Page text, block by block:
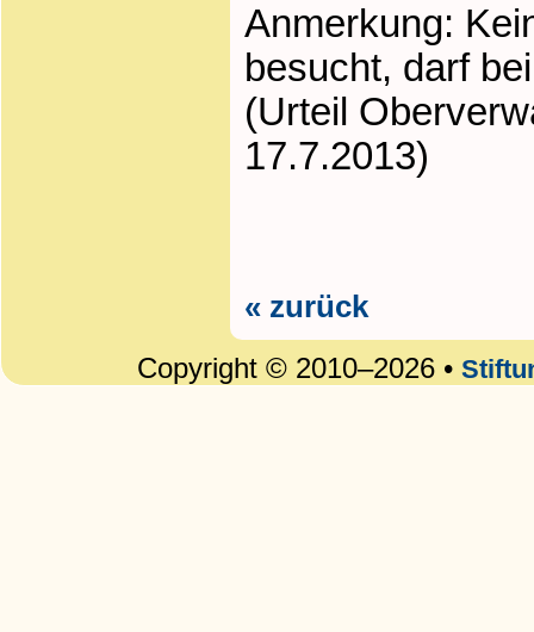
Anmerkung:
besucht, darf
(Urteil
17.7.2013)
« zurück
Copyright © 2010–2026 •